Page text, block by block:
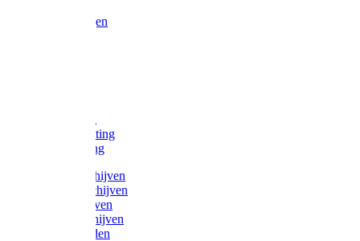
Aanlegringen
Voetketting
Scheepsketting
Victorketting
Afbraamschijven
Doorslijpschijven
Lamelschijven
Diamantschijven
Laselektroden